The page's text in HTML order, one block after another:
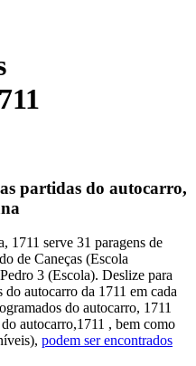
partidas do autocarro,
1711 serve 31 paragens de
de Caneças (Escola
3 (Escola). Deslize para
autocarro da 1711 em cada
do autocarro, 1711
autocarro,1711 , bem como
podem ser encontrados